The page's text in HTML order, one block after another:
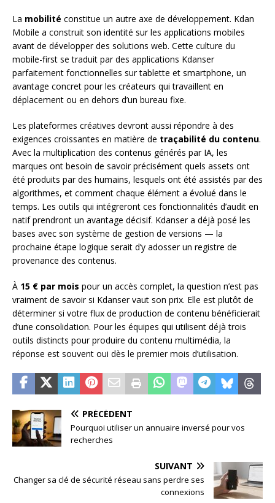
La mobilité constitue un autre axe de développement. Kdan
Mobile a construit son identité sur les applications mobiles
avant de développer des solutions web. Cette culture du
mobile-first se traduit par des applications Kdanser
parfaitement fonctionnelles sur tablette et smartphone, un
avantage concret pour les créateurs qui travaillent en
déplacement ou en dehors d’un bureau fixe.
Les plateformes créatives devront aussi répondre à des
exigences croissantes en matière de traçabilité du contenu.
Avec la multiplication des contenus générés par IA, les
marques ont besoin de savoir précisément quels assets ont
été produits par des humains, lesquels ont été assistés par des
algorithmes, et comment chaque élément a évolué dans le
temps. Les outils qui intégreront ces fonctionnalités d’audit en
natif prendront un avantage décisif. Kdanser a déjà posé les
bases avec son système de gestion de versions — la
prochaine étape logique serait d’y adosser un registre de
provenance des contenus.
À 15 € par mois pour un accès complet, la question n’est pas
vraiment de savoir si Kdanser vaut son prix. Elle est plutôt de
déterminer si votre flux de production de contenu bénéficierait
d’une consolidation. Pour les équipes qui utilisent déjà trois
outils distincts pour produire du contenu multimédia, la
réponse est souvent oui dès le premier mois d’utilisation.
PRÉCÉDENT
Pourquoi utiliser un annuaire inversé pour vos
recherches
SUIVANT
Changer sa clé de sécurité réseau sans perdre ses
connexions